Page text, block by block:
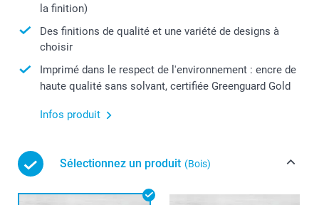
la finition)
Des finitions de qualité et une variété de designs à
choisir
Imprimé dans le respect de l'environnement : encre de
haute qualité sans solvant, certifiée Greenguard Gold
Infos produit
Sélectionnez un produit (Bois)